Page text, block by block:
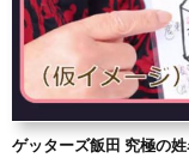
ゲッターズ飯田 究極の